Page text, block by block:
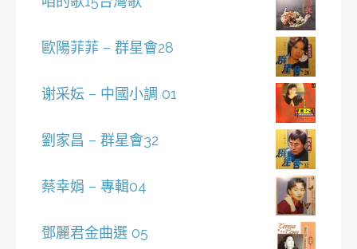
歐陽菲菲 – 群星會28
谢采妘 – 中國小調 01
劉家昌 – 群星會32
蔡幸娟 – 專輯04
鄧麗君金曲選 05